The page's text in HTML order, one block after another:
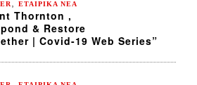
ΕΤΑΙΡΙΚΑ ΝΕΑ
Thornton ,
& Restore
| Covid-19 Web Series”